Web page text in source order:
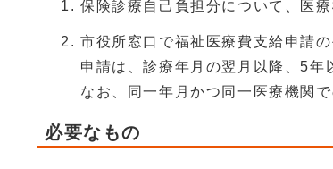
保険診療自己負担分について、医
市役所窓口で福祉医療費支給申請
申請は、診療年月の翌月以降、5年
なお、同一年月かつ同一医療機関
必要なもの